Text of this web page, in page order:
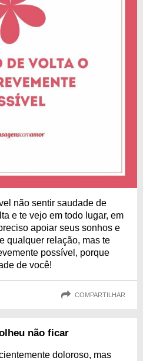
não sentir saudade de
e te vejo em todo lugar, em
apoiar seus sonhos e
qualquer relação, mas te
possível, porque
de você!
COMPARTILHAR
não ficar
doloroso, mas